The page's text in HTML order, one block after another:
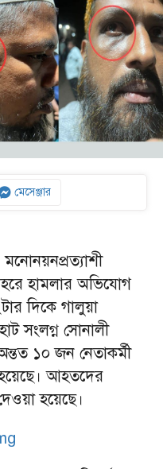
মেসেঞ্জার
হামলার অভিযোগ
দিকে গালুয়া
সংলগ্ন সোনালী
১০ জন নেতাকর্মী
আহতদের
হয়েছে।